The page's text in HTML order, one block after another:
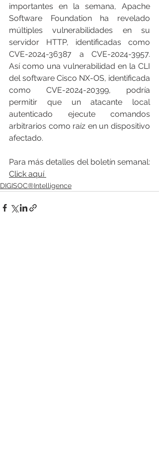
importantes en la semana, Apache
Software Foundation ha revelado
múltiples vulnerabilidades en su
servidor HTTP, identificadas como
CVE-2024-36387 a CVE-2024-3957.
Así como una vulnerabilidad en la CLI
del software Cisco NX-OS, identificada
como CVE-2024-20399, podría
permitir que un atacante local
autenticado ejecute comandos
arbitrarios como raíz en un dispositivo
afectado.
Click aquí
DIGISOC®Intelligence